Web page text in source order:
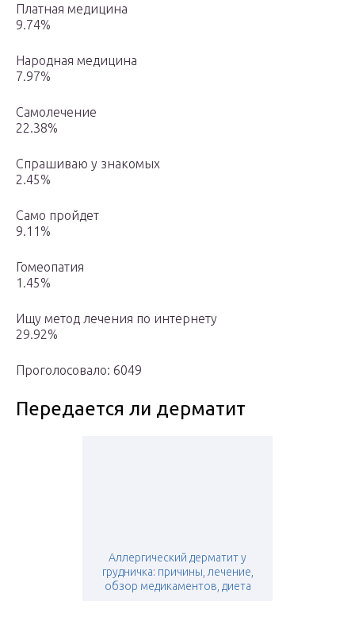
Платная медицина
9.74%
Народная медицина
7.97%
Самолечение
22.38%
Спрашиваю у знакомых
2.45%
Само пройдет
9.11%
Гомеопатия
1.45%
Ищу метод лечения по интернету
29.92%
Проголосовало: 6049
Передается ли дерматит
Аллергический дерматит у
грудничка: причины, лечение,
обзор медикаментов, диета